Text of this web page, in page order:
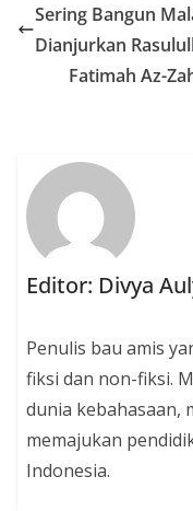
Sering Bangun
Dianjurkan
Fatimah Az-
Editor: Divya
Penulis bau amis
fiksi dan non-fiksi.
dunia kebahasaan,
memajukan
Indonesia.